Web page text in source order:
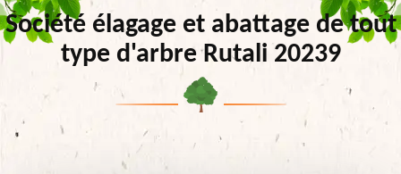
Société élagage et abattage de tout
type d'arbre Rutali 20239